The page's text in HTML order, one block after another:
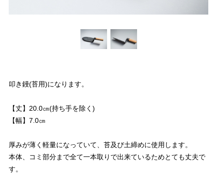
叩き鏝(苔用)になります。
【丈】20.0㎝(持ち手を除く)
【幅】7.0㎝
厚みが薄く軽量になっていて、苔及び土締めに使用します。
本体、コミ部分まで全て一本取りで出来ているためとても丈夫で
す。